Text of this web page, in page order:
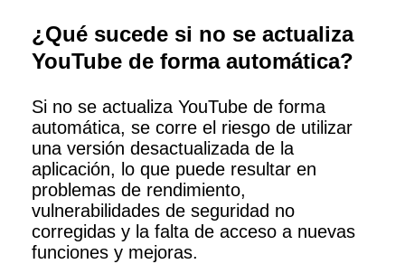
¿Qué sucede si no se actualiza
YouTube de forma automática?
Si no se actualiza YouTube de forma
automática, se corre el riesgo de utilizar
una versión desactualizada de la
aplicación, lo que puede resultar en
problemas de rendimiento,
vulnerabilidades de seguridad no
corregidas y la falta de acceso a nuevas
funciones y mejoras.